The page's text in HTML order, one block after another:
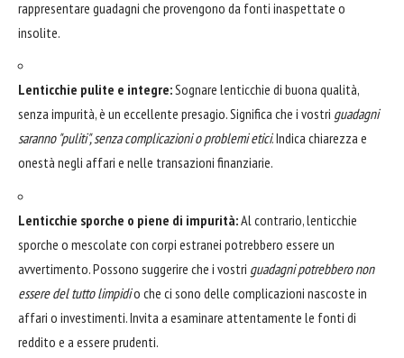
rappresentare guadagni che provengono da fonti inaspettate o
insolite.
Lenticchie pulite e integre:Sognare lenticchie di buona qualità,
senza impurità, è un eccellente presagio. Significa che i vostri guadagni
saranno "puliti", senza complicazioni o problemi etici. Indica chiarezza e
onestà negli affari e nelle transazioni finanziarie.
Lenticchie sporche o piene di impurità:Al contrario, lenticchie
sporche o mescolate con corpi estranei potrebbero essere un
avvertimento. Possono suggerire che i vostri guadagni potrebbero non
essere del tutto limpidio che ci sono delle complicazioni nascoste in
affari o investimenti. Invita a esaminare attentamente le fonti di
reddito e a essere prudenti.